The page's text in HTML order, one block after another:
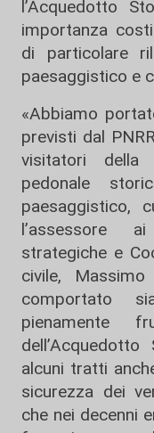
l’Acquedotto
importanza
di particolare
paesaggistico e
«Abbiamo
previsti dal
visitatori
pedonale
paesaggistico,
l’assessore
strategiche e
civile,
comportato
pienamente
alcuni tratti
sicurezza dei
che nei decenni